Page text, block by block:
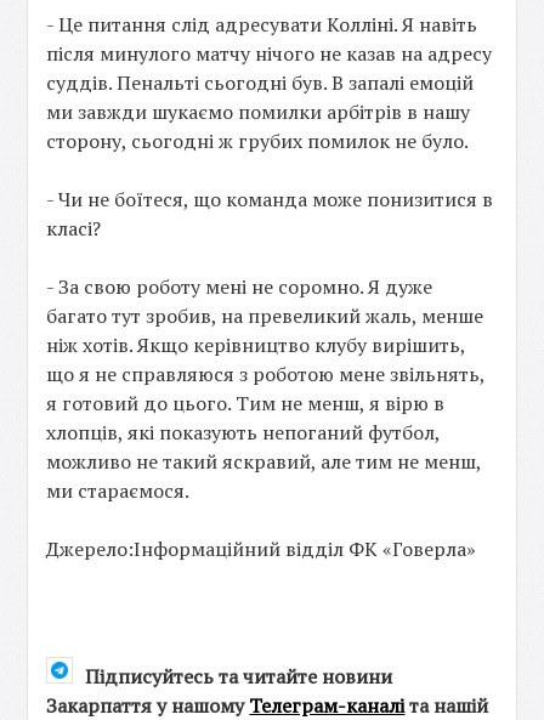
- Це питання слід адресувати Колліні. Я навіть
після минулого матчу нічого не казав на адресу
суддів. Пенальті сьогодні був. В запалі емоцій
ми завжди шукаємо помилки арбітрів в нашу
сторону, сьогодні ж грубих помилок не було.
- Чи не боїтеся, що команда може понизитися в
класі?
- За свою роботу мені не соромно. Я дуже
багато тут зробив, на превеликий жаль, менше
ніж хотів. Якщо керівництво клубу вирішить,
що я не справляюся з роботою мене звільнять,
я готовий до цього. Тим не менш, я вірю в
хлопців, які показують непоганий футбол,
можливо не такий яскравий, але тим не менш,
ми стараємося.
Джерело:Інформаційний відділ ФК «Говерла»
Підписуйтесь та читайте новини
Закарпаття у нашомуТелеграм-каналіта нашій